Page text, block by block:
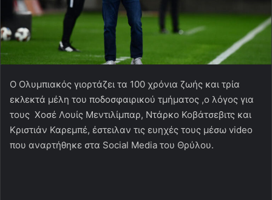
O Oλυμπιακός γιορτάζει τα 100 χρόνια ζωής και τρία
εκλεκτά μέλη του ποδοσφαιρικού τμήματος ,ο λόγος για
τους Χοσέ Λουίς Μεντιλίμπαρ, Ντάρκο Κοβάτσεβιτς και
Κριστιάν Καρεμπέ, έστειλαν τις ευηχές τους μέσω video
που αναρτήθηκε στα Social Media του Θρύλου.